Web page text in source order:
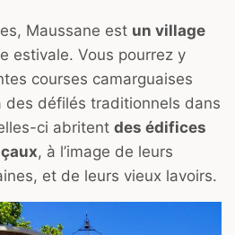
Maussane est un village
estivale. Vous pourrez y
courses camarguaises
des défilés traditionnels dans
ci abritent des édifices
, à l’image de leurs
et de leurs vieux lavoirs.